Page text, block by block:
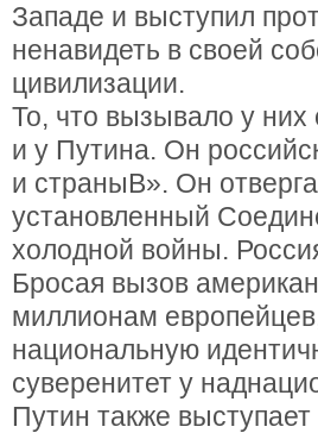
Западе и выступил
ненавидеть в своей
цивилизации.
То, что вызывало у
и у Путина. Он
и страныВ». Он
установленный
холодной войны.
Бросая вызов
миллионам
национальную
суверенитет у
Путин также